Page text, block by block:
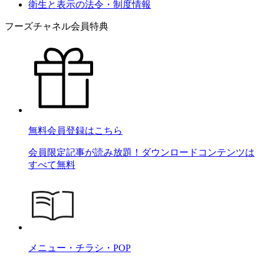
衛生と表示の法令・制度情報
フーズチャネル会員特典
無料会員登録はこちら
会員限定記事が読み放題！ダウンロードコンテンツは
すべて無料
メニュー・チラシ・POP